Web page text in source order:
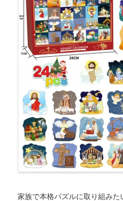
家族で本格パズルに取り組み